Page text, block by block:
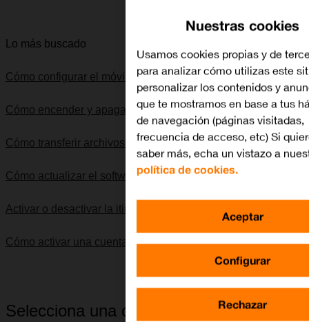
Lo más buscado
Cómo configurar el móvil para internet
Cómo encender y apagar el móvil
Cómo transferir archivos entre el ordenador y el móvil
Cómo actualizar el software del móvil
Activar o desactivar la itinerancia de datos
Cómo activar una cuenta de Google en el móvil
Selecciona una categoría
Nuestras cookies
Usamos cookies propias y de
para analizar cómo utilizas este
personalizar los contenidos y
que te mostramos en base a tus
de navegación (páginas visitadas,
frecuencia de acceso, etc) Si
saber más, echa un vistazo a
política de cookies.
Configurar
Rechazar
Aceptar